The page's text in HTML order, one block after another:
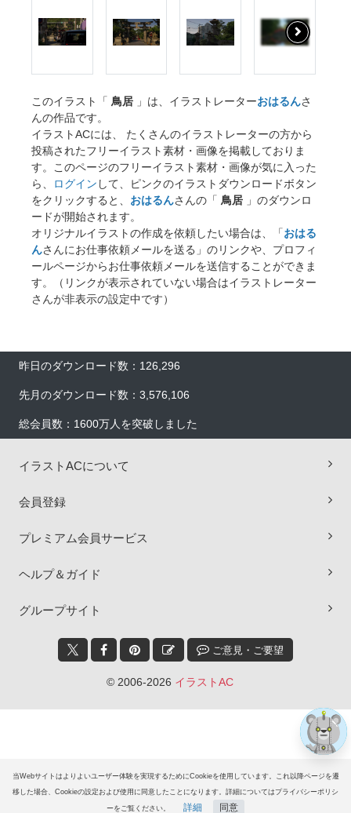
当Webサイトはよりよいユーザー体験を実現するためにCookieを使用しています。これ以降ページを遷
移した場合、Cookieの設定および使用に同意したことになります。詳細についてはプライバシーポリシ
ーをご覧ください。 詳細 同意
このイラスト「 鳥居 」は、イラストレーターおはるんさ
んの作品です。
イラストACには、 たくさんのイラストレーターの方から
投稿されたフリーイラスト素材・画像を掲載しておりま
す。このページのフリーイラスト素材・画像が気に入った
ら、
ログイン して、ピンクのイラストダウンロードボタン
をクリックすると、 おはるんさんの「 鳥居 」のダウンロ
ードが開始されます。
オリジナルイラストの作成を依頼したい場合は、「おはる
んさんにお仕事依頼メールを送る」のリンクや、プロフィ
ールページからお仕事依頼メールを送信することができま
す。（リンクが表示されていない場合はイラストレーター
さんが非表示の設定中です）
昨日のダウンロード数：126,296
先月のダウンロード数：3,576,106
総会員数：1600万人を突破しました
イラストACについて
会員登録
プレミアム会員サービス
ヘルプ＆ガイド
グループサイト
ご意見・ご要望
© 2006-2026 イラストAC